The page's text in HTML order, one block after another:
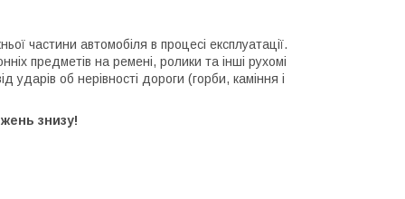
частини автомобіля в процесі експлуатації.
предметів на ремені, ролики та інші рухомі
об нерівності дороги (горби, каміння і
знизу!